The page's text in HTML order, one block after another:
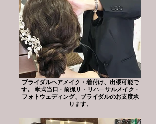
ブライダルヘアメイク・着付け、出張可能で
す。 挙式当日・前撮り・リハーサルメイク・
フォトウェディング、ブライダルのお支度承
ります。